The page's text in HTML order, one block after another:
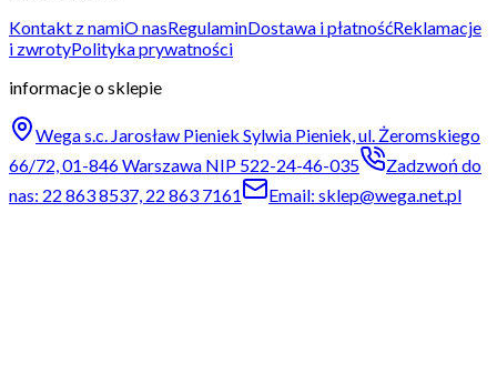
Kontakt z namiO nasRegulaminDostawa i płatnośćReklamacje
i zwrotyPolityka prywatności
informacje o sklepie
Wega s.c. Jarosław Pieniek Sylwia Pieniek, ul. Żeromskiego
66/72, 01-846 Warszawa NIP 522-24-46-035
Zadzwoń do
nas: 22 863 8537, 22 863 7161
Email: sklep@wega.net.pl